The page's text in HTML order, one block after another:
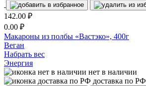
142.00 ₽
0.00 ₽
Макароны из полбы «Вастэко», 400г
Веган
Набрать вес
Энергия
нет в наличии
доставка по РФ